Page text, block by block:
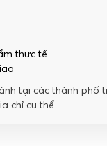
thực tế
tại các thành phố
chỉ cụ thể.